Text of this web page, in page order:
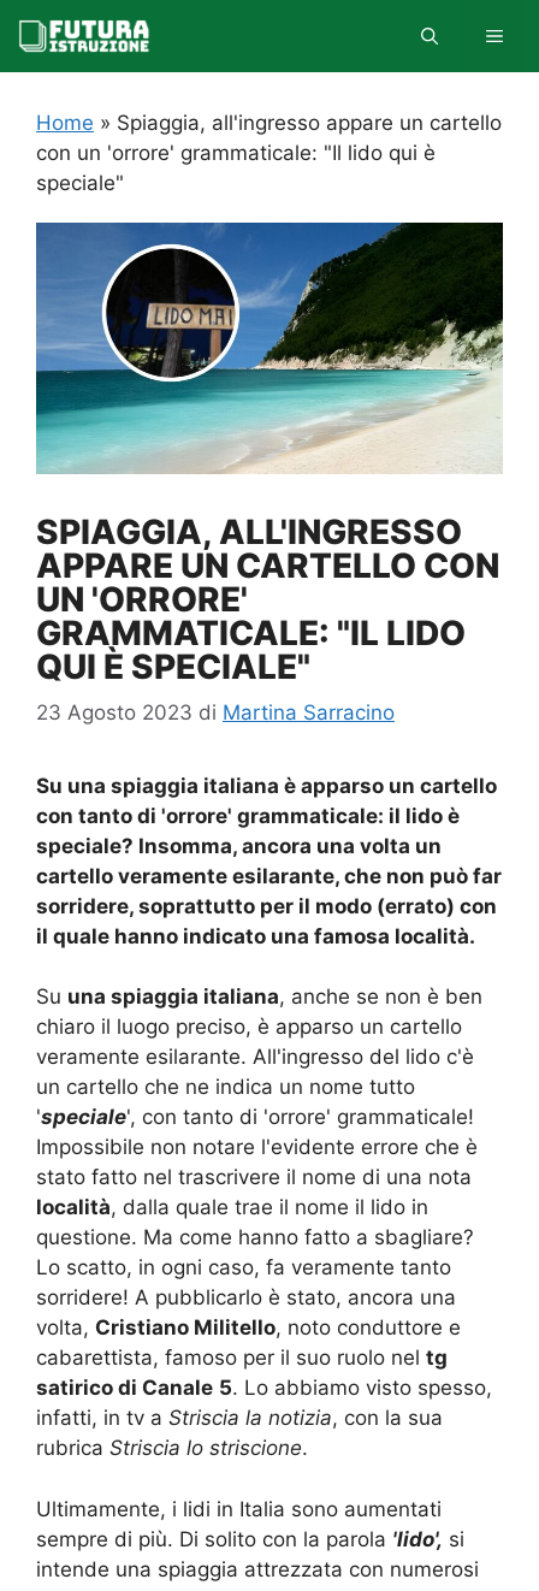
contenuto
Home » Spiaggia, all'ingresso appare un cartello
con un 'orrore' grammaticale: "Il lido qui è
speciale"
SPIAGGIA, ALL'INGRESSO
APPARE UN CARTELLO CON
UN 'ORRORE'
GRAMMATICALE: "IL LIDO
QUI È SPECIALE"
23 Agosto 2023 di Martina Sarracino
Su una spiaggia italiana è apparso un cartello
con tanto di 'orrore' grammaticale: il lido è
speciale? Insomma, ancora una volta un
cartello veramente esilarante, che non può far
sorridere, soprattutto per il modo (errato) con
il quale hanno indicato una famosa località.
Su una spiaggia italiana, anche se non è ben
chiaro il luogo preciso, è apparso un cartello
veramente esilarante. All'ingresso del lido c'è
un cartello che ne indica un nome tutto
'speciale', con tanto di 'orrore' grammaticale!
Impossibile non notare l'evidente errore che è
stato fatto nel trascrivere il nome di una nota
località, dalla quale trae il nome il lido in
questione. Ma come hanno fatto a sbagliare?
Lo scatto, in ogni caso, fa veramente tanto
sorridere! A pubblicarlo è stato, ancora una
volta, Cristiano Militello, noto conduttore e
cabarettista, famoso per il suo ruolo nel tg
satirico di Canale 5. Lo abbiamo visto spesso,
infatti, in tv a Striscia la notizia, con la sua
rubrica Striscia lo striscione.
Ultimamente, i lidi in Italia sono aumentati
sempre di più. Di solito con la parola 'lido', si
intende una spiaggia attrezzata con numerosi